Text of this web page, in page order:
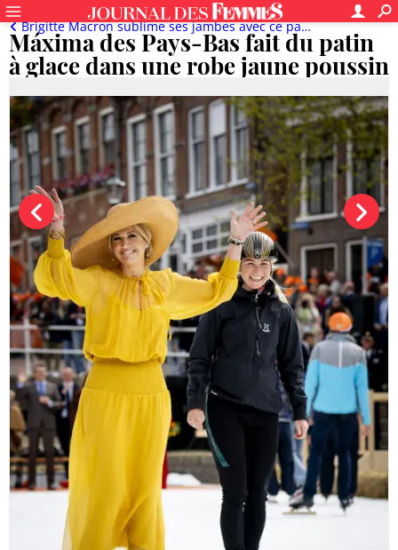
Máxima des Pays-Bas fait du patin
à glace dans une robe jaune poussin
Brigitte Macron sublime ses jambes avec ce pantalon, Catherine Deneuve adopte les mocassins crantés